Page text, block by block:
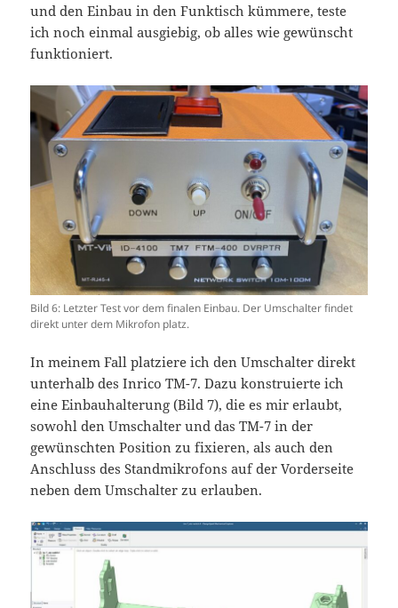
und den Einbau in den Funktisch kümmere, teste
ich noch einmal ausgiebig, ob alles wie gewünscht
funktioniert.
Bild 6: Letzter Test vor dem finalen Einbau. Der Umschalter findet
direkt unter dem Mikrofon platz.
In meinem Fall platziere ich den Umschalter direkt
unterhalb des Inrico TM-7. Dazu konstruierte ich
eine Einbauhalterung (Bild 7), die es mir erlaubt,
sowohl den Umschalter und das TM-7 in der
gewünschten Position zu fixieren, als auch den
Anschluss des Standmikrofons auf der Vorderseite
neben dem Umschalter zu erlauben.